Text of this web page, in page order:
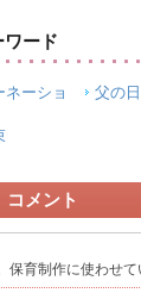
ワード
ネーショ
父の日
メント
保育制作に使わせて